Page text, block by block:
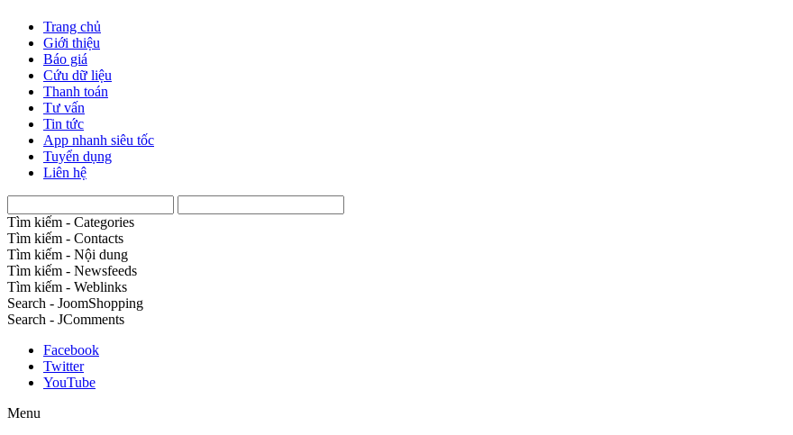
Trang chủ
Giới thiệu
Báo giá
Cứu dữ liệu
Thanh toán
Tư vấn
Tin tức
App nhanh siêu tốc
Tuyển dụng
Liên hệ
Tìm kiếm - Categories
Tìm kiếm - Contacts
Tìm kiếm - Nội dung
Tìm kiếm - Newsfeeds
Tìm kiếm - Weblinks
Search - JoomShopping
Search - JComments
Facebook
Twitter
YouTube
Menu